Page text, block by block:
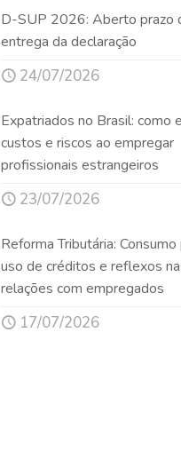
D-SUP 2026: Aberto prazo
entrega da declaração
24/07/2026
Expatriados no Brasil: como
custos e riscos ao empregar
profissionais estrangeiros
23/07/2026
Reforma Tributária:
uso de créditos e reflexos
relações com empregados
17/07/2026